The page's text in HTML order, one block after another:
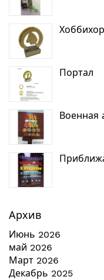
Портал
Военная
Архив
Июнь 2026
май 2026
Март 2026
Декабрь 2025